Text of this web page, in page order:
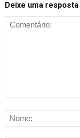
Deixe uma resposta